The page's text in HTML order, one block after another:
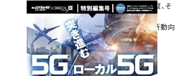
環境対策、建機の遠隔操縦、そ
して医療。
次世代通信規格「5G」最新動向
をこの1冊で学ぶ
SmartGrid ニューズレター ×
DIGITAL X 特別編集号 2022
Summer